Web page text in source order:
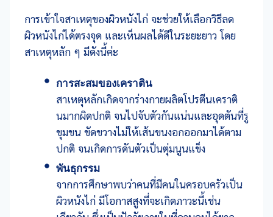
การเข้าใจสาเหตุของผิวหนังไก่ จะช่วยให้เลือกวิธีลด
ผิวหนังไก่ได้ตรงจุด และเห็นผลได้ดีในระยะยาว โดย
สาเหตุหลัก ๆ มีดังนี้ค่ะ
การสะสมของเคราติน
สาเหตุหลักเกิดจากร่างกายผลิตโปรตีนเคราติ
นมากผิดปกติ จนไปจับตัวกันแน่นและอุดตันที่รู
ขุมขน ขัดขวางไม่ให้เส้นขนงอกออกมาได้ตาม
ปกติ จนเกิดการดันตัวเป็นตุ่มนูนแข็ง
พันธุกรรม
จากการศึกษาพบว่าคนที่มีคนในครอบครัวเป็น
ผิวหนังไก่ มีโอกาสสูงที่จะเกิดภาวะนี้เช่น